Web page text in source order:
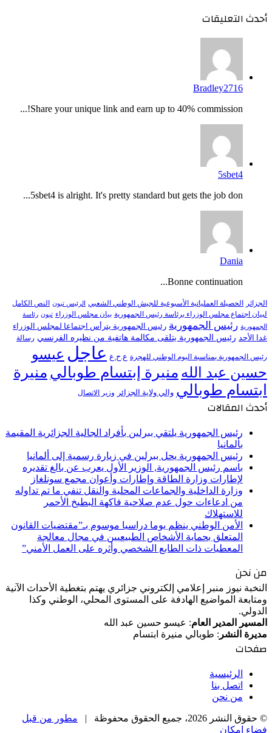
أحدث التعليقات
Bradley2716
Share your unique link and earn up to 40% commission!...
5sbet4
5sbet4 is alright. It's pretty standard but gets the job don...
Dania
Bonne continuation...
الجزائر الحصيلة العملياتية الأسبوعية للجيش الوطني الشعبي الرئيس تبون النص الكامل
لبيان اجتماع مجلس الوزراء برئاسة رئيس الجمهورية بيان مجلس الوزراء تبون رئاسة
الجمهورية رئيس الجمهورية رئيس الجمهورية يترأس اجتماعا لمجلس الوزراء
غدا الأحد رئيس الجمهورية يتلقى مكالمة هاتفية من نظيره الفرنسي رسالة
رئيس الجمهورية بمناسبة اليوم الوطني للهجرة ع.ح.ع عاجل عيسو
حسين عبد الله منيرة إبتسام طوبالي منيرة
ابتسام طوبالي والي ولاية الجزائر وزير الاتصال
أحدث المقالات
رئيس الجمهورية يلتقي ببرلين بأفراد الجالية الجزائرية المقيمة
بألمانيا
رئيس الجمهورية يحل ببرلين في زيارة رسمية إلى ألمانيا
باسم رئيس الجمهورية, الوزير الأول يعرب عن بالغ تقديره
لإطارات وزارة الطاقة وإطارات وأعوان مجمع سونلغاز
وزارة الداخلية والجماعات المحلية والنقل تنفي ما تم تداوله
من ادعاءات حول عدم صلاحية فاكهة البطيخ الأحمر
للاستهلاك
الأمن الوطني ينظم يوما دراسيا موسوم بـ”مقتضيات القانون
المتعلق بحماية الأشخاص الطبيعيين في مجال معالجة
المعطيات ذات الطابع الشخصي وأثره على العمل الأمني”
من نحن
النخبة نيوز منبر إعلامي إلكتروني جزائري يهتم بتغطية الأحداث الآنية
ومتابعة المواضيع الهادفة على المستوى المحلي، الوطني وكذا
الدولي.
المسير المدير العام: عيسو حسين عبد الله
مديرة النشر : طوبالي منيرة ابتسام
صفحات
الرئيسية
اتصل بنا
من نحن
© حقوق النشر 2026، جميع الحقوق محفوظة |
مطور من قبل
فضاء إمكان